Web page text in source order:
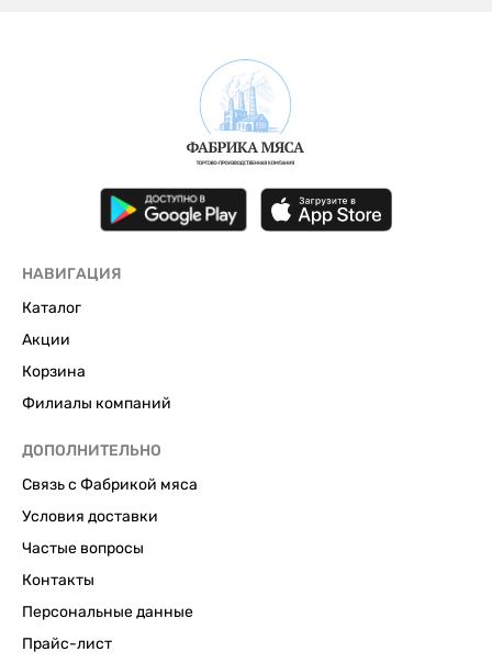
НАВИГАЦИЯ
Каталог
Акции
Корзина
Филиалы компаний
ДОПОЛНИТЕЛЬНО
Связь с Фабрикой мяса
Условия доставки
Частые вопросы
Контакты
Персональные данные
Прайс-лист